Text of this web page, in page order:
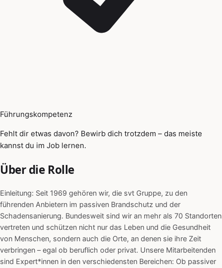
Führungskompetenz
Fehlt dir etwas davon? Bewirb dich trotzdem – das meiste
kannst du im Job lernen.
Über die Rolle
Einleitung: Seit 1969 gehören wir, die svt Gruppe, zu den
führenden Anbietern im passiven Brandschutz und der
Schadensanierung. Bundesweit sind wir an mehr als 70 Standorten
vertreten und schützen nicht nur das Leben und die Gesundheit
von Menschen, sondern auch die Orte, an denen sie ihre Zeit
verbringen – egal ob beruflich oder privat. Unsere Mitarbeitenden
sind Expert*innen in den verschiedensten Bereichen: Ob passiver